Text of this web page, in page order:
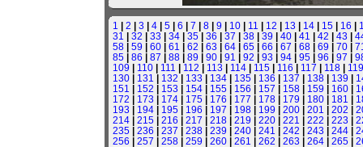
1 | 2 | 3 | 4| 5| 6 | 7 | 8| 9 | 10| 11 | 12 | 13 | 14| 15| 16 |
31 | 32 | 33 | 34| 35| 36 | 37 | 38| 39 | 40| 41 | 42 | 43 |
58| 59 | 60| 61 | 62 | 63 | 64| 65| 66 | 67 | 68| 69 | 70|
85| 86 | 87 | 88| 89 | 90| 91 | 92 | 93 | 94| 95| 96 | 97 |
109 | 110| 111 | 112 | 113 | 114| 115| 116 | 117 | 118| 119
130| 131 | 132 | 133 | 134| 135| 136 | 137 | 138| 139 |
151 | 152 | 153 | 154| 155| 156 | 157 | 158| 159 | 160|
172 | 173 | 174| 175| 176 | 177 | 178| 179 | 180| 181 |
193 | 194| 195| 196 | 197 | 198| 199 | 200| 201 | 202 |
214| 215| 216 | 217 | 218| 219 | 220| 221 | 222 | 223 |
235| 236 | 237 | 238| 239 | 240| 241 | 242 | 243 | 244|
256 | 257 | 258| 259 | 260| 261 | 262 | 263 | 264| 265|